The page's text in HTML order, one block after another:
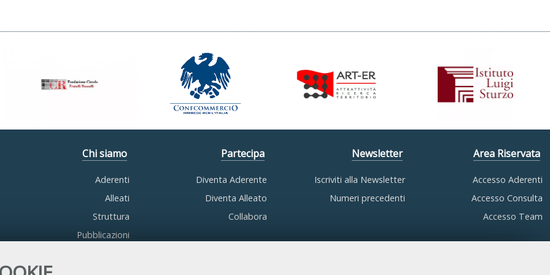
Chi siamo
Aderenti
Alleati
Struttura
Pubblicazioni
Partecipa
Diventa Aderente
Diventa Alleato
Collabora
Newsletter
Iscriviti alla Newsletter
Numeri precedenti
Area Riservata
Accesso Aderenti
Accesso Consulta
Accesso Team